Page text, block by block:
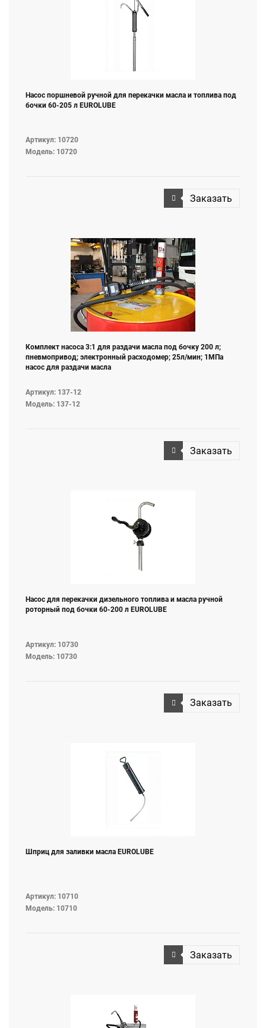
Насос поршневой ручной для перекачки масла и топлива под
бочки 60-205 л EUROLUBE
Артикул: 10720
Модель: 10720
Заказать
Комплект насоса 3:1 для раздачи масла под бочку 200 л;
пневмопривод; электронный расходомер; 25л/мин; 1MПа
насос для раздачи масла
Артикул: 137-12
Модель: 137-12
Заказать
Насос для перекачки дизельного топлива и масла ручной
роторный под бочки 60-200 л EUROLUBE
Артикул: 10730
Модель: 10730
Заказать
Шприц для заливки масла EUROLUBE
Артикул: 10710
Модель: 10710
Заказать